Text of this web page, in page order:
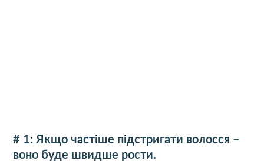
# 1: Якщо частіше підстригати волосся –
воно буде швидше рости.